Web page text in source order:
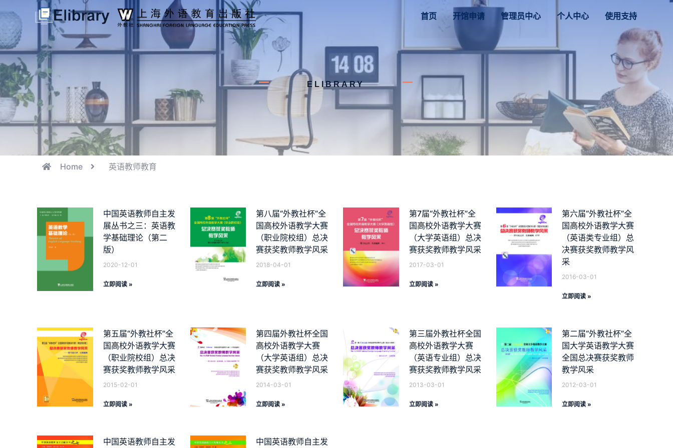
首页 开馆申请 管理员中心 个人中心 使用支持
ELIBRARY
Home 英语教师教育
中国英语教师自主发
展丛书之三：英语教
学基础理论（第二
版）
2020-12-01
立即阅读 »
第八届“外教社杯”全
国高校外语教学大赛
（职业院校组）总决
赛获奖教师教学风采
2018-04-01
立即阅读 »
第7届“外教社杯”全
国高校外语教学大赛
（大学英语组）总决
赛获奖教师教学风采
2017-03-01
立即阅读 »
第六届“外教社杯”全
国高校外语教学大赛
（英语类专业组）总
决赛获奖教师教学风
采
2016-03-01
立即阅读 »
第五届“外教社杯”全
国高校外语教学大赛
（职业院校组）总决
赛获奖教师教学风采
2015-02-01
立即阅读 »
第四届外教社杯全国
高校外语教学大赛
（大学英语组）总决
赛获奖教师教学风采
2014-03-01
立即阅读 »
第三届外教社杯全国
高校外语教学大赛
（英语专业组）总决
赛获奖教师教学风采
2013-03-01
立即阅读 »
第二届“外教社杯”全
国大学英语教学大赛
全国总决赛获奖教师
教学风采
2012-03-01
立即阅读 »
中国英语教师自主发 中国英语教师自主发